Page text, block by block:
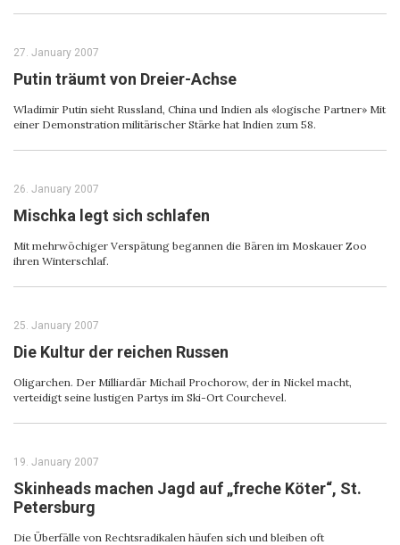
27. January 2007
Putin träumt von Dreier-Achse
Wladimir Putin sieht Russland, China und Indien als «logische Partner» Mit
einer Demonstration militärischer Stärke hat Indien zum 58.
26. January 2007
Mischka legt sich schlafen
Mit mehrwöchiger Verspätung begannen die Bären im Moskauer Zoo
ihren Winterschlaf.
25. January 2007
Die Kultur der reichen Russen
Oligarchen. Der Milliardär Michail Prochorow, der in Nickel macht,
verteidigt seine lustigen Partys im Ski-Ort Courchevel.
19. January 2007
Skinheads machen Jagd auf „freche Köter“, St.
Petersburg
Die Überfälle von Rechtsradikalen häufen sich und bleiben oft